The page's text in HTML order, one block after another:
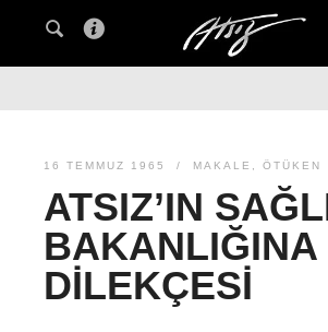
16 TEMMUZ 1965 MAKALE , ÖTÜKEN
ATSIZ’IN
BAKANLIĞINA
DILEKÇESI